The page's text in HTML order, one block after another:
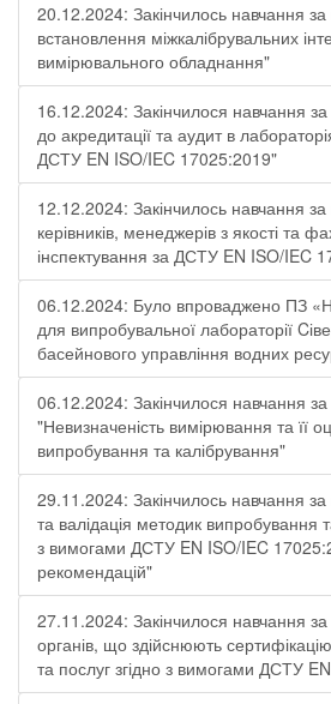
20.12.2024: Закінчилось навчання за
встановлення міжкалібрувальних
вимірювального обладнання"
16.12.2024: Закінчилося навчання
до акредитації та аудит в
ДСТУ EN ISO/IEC 17025:2019"
12.12.2024: Закінчилось навчання за
керівників, менеджерів з якості та
інспектування за ДСТУ EN ISO/IEC
06.12.2024: Було впроваджено ПЗ
для випробувальної лабораторії
басейнового управління водних
06.12.2024: Закінчилося навчання
"Невизначеність вимірювання та її
випробування та калібрування"
29.11.2024: Закінчилось навчання
та валідація методик випробування
з вимогами ДСТУ EN ISO/IEC
рекомендацій"
27.11.2024: Закінчилося навчання
органів, що здійснюють
та послуг згідно з вимогами ДСТУ